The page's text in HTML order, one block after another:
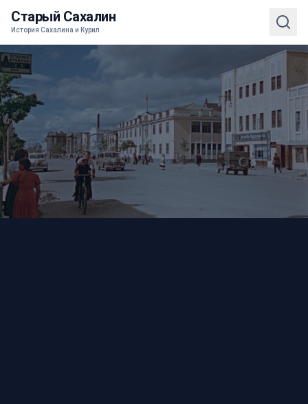
Старый Сахалин
История Сахалина и Курил